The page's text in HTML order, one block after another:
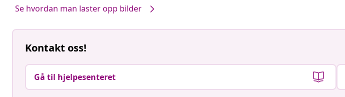
Se hvordan man laster opp bilder
Kontakt oss!
Gå til hjelpesenteret